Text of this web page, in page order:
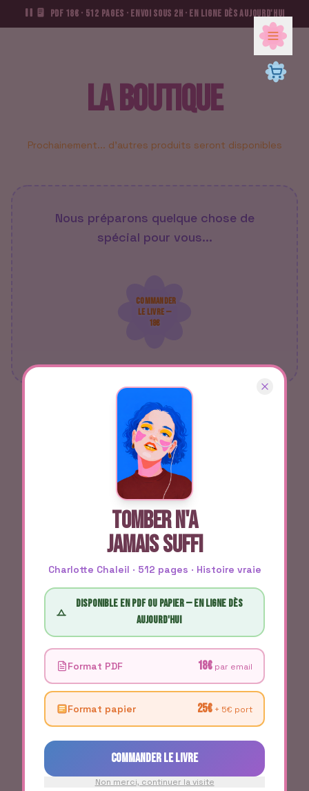
TOMBER N'A
JAMAIS SUFFI
Charlotte Chaleil · 512 pages · Histoire vraie
Disponible en PDF ou papier — en ligne dès
aujourd'hui
Format PDF 18€ par email
Format papier 25€ + 5€ port
Commander le livre
Non merci, continuer la visite
PDF 18€ · 512 pages · Envoi sous 2h · En ligne dès aujourd'hui
LA BOUTIQUE
Prochainement... d'autres produits seront disponibles
Nous préparons quelque chose de
spécial pour vous...
COMMANDER
LE LIVRE —
18€